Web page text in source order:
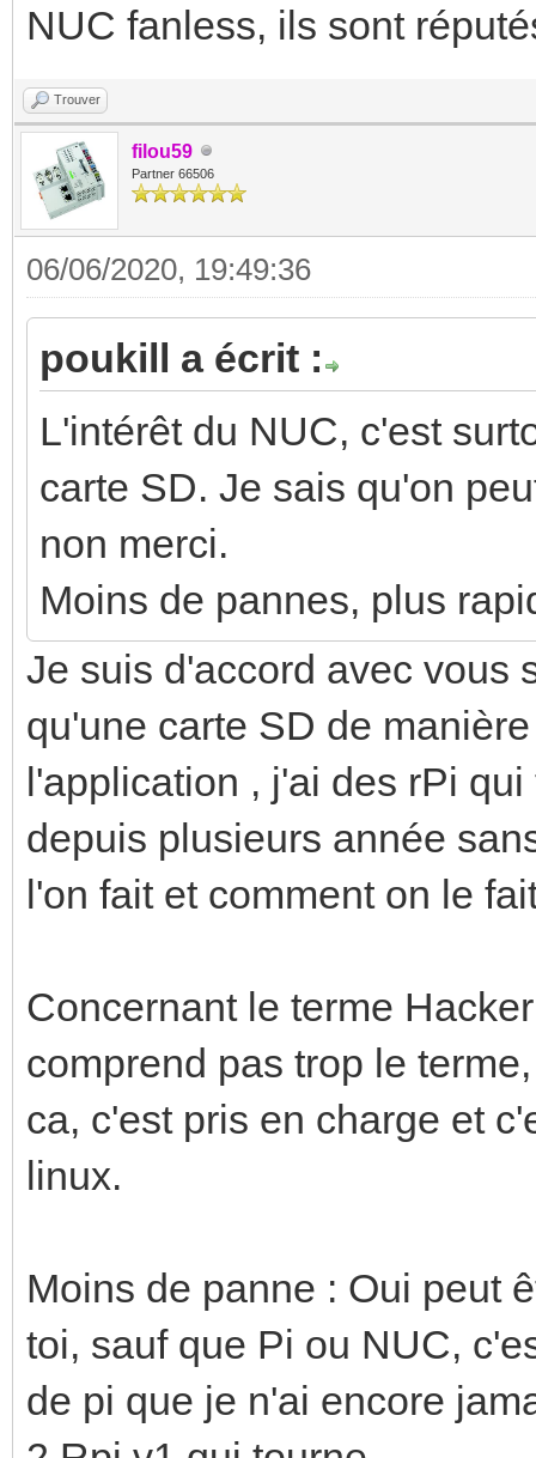
NUC fanless, ils sont
Trouver
filou59
Partner 66506
06/06/2020, 19:49:36
poukill a écrit :
L'intérêt du NUC, c'est
carte SD. Je sais qu'on
non merci.
Moins de pannes, plus
Je suis d'accord avec vous
qu'une carte SD de
l'application , j'ai des rPi
depuis plusieurs année
l'on fait et comment on le
Concernant le terme
comprend pas trop le
ca, c'est pris en charge et
linux.
Moins de panne : Oui peut
toi, sauf que Pi ou NUC,
de pi que je n'ai encore